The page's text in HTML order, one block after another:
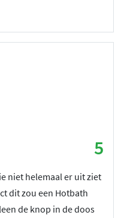
5
niet helemaal er uit ziet
dit zou een Hotbath
de knop in de doos